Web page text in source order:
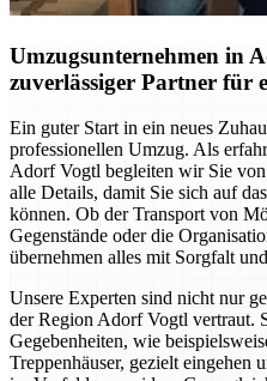
Umzugsunternehmen in
zuverlässiger Partner für
Ein guter Start in ein neues
professionellen Umzug. Als
Adorf Vogtl begleiten wir Sie
alle Details, damit Sie sich auf
können. Ob der Transport von
Gegenstände oder die
übernehmen alles mit Sorgfalt
Unsere Experten sind nicht nur
der Region Adorf Vogtl vertraut.
Gegebenheiten, wie
Treppenhäuser, gezielt eingehen